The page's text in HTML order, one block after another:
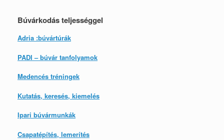
Búvárkodás teljességgel
Adria :búvártúrák
PADI – búvár tanfolyamok
Medencés tréningek
Kutatás, keresés, kiemelés
Ipari búvármunkák
Csapatépítés, lemerítés